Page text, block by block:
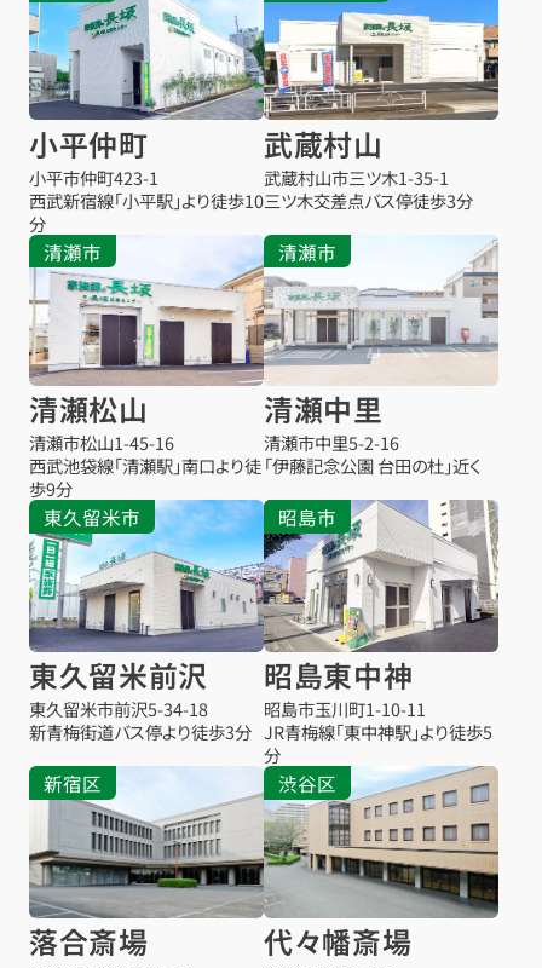
小平仲町
小平市仲町423-1
西武新宿線「小平駅」より徒歩10
分
武蔵村山
武蔵村山市三ツ木1-35-1
三ツ木交差点バス停徒歩3分
清瀬市
清瀬松山
清瀬市松山1-45-16
西武池袋線「清瀬駅」南口より徒
歩9分
清瀬市
清瀬中里
清瀬市中里5-2-16
「伊藤記念公園 台田の杜」近く
東久留米市
東久留米前沢
東久留米市前沢5-34-18
新青梅街道バス停より徒歩3分
昭島市
昭島東中神
昭島市玉川町1-10-11
JR青梅線「東中神駅」より徒歩5
分
新宿区
落合斎場
渋谷区
代々幡斎場